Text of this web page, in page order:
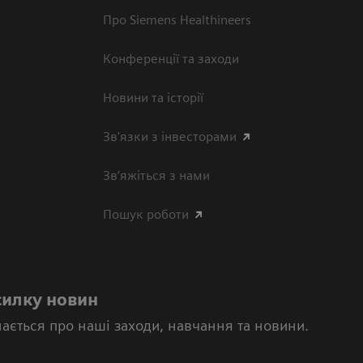
Про Siemens Healthineers
Конференції та заходи
Новини та історії
Зв'язки з інвесторами
Зв’яжіться з нами
Пошук роботи
новин
про наші заходи, навчання та новини.